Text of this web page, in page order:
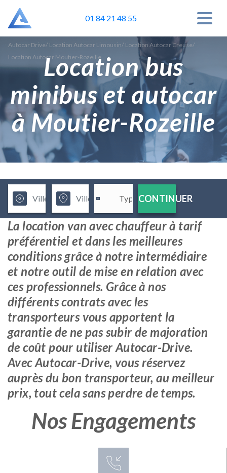
01 84 21 48 55
Autocar Drive/ Location Autocar Limousin/ Location Autocar Creuse/
Location Autocar Moutier-Rozeille
Location bus
minibus et autocar
à Moutier-Rozeille
CONTINUER
La location van avec chauffeur à tarif
préférentiel et dans les meilleures
conditions grâce à notre intermédiaire
et notre outil de mise en relation avec
ces professionnels. Grâce à nos
différents contrats avec les
transporteurs vous apportent la
garantie de ne pas subir de majoration
de coût pour utiliser Autocar-Drive.
Avec Autocar-Drive, vous réservez
auprès du bon transporteur, au meilleur
prix, tout cela sans perdre de temps.
Nos Engagements